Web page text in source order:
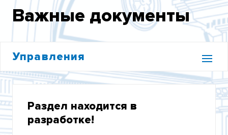
Важные документы
Управления
ОБЪЕДИНЕННЫЙ СОВЕТ ОБУЧАЮЩИХСЯ
«ЕДИНОЕ ОКНО» ПО ПОДДЕРЖКЕ
СТУДЕНЧЕСКИХ СЕМЕЙ
Раздел находится в
разработке!